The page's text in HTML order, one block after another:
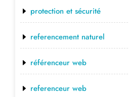
protection et sécurité
referencement naturel
référenceur web
referenceur web